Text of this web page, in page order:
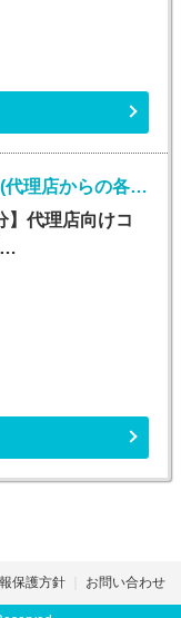
コールセンター・テレオペ（受信）(代理店からの各種問合せ電話対応業務)
】代理店向けコ
…
保護方針 お問い合わせ